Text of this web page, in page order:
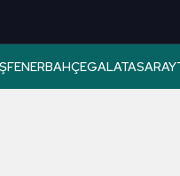
FENERBAHÇEGALATASARAY